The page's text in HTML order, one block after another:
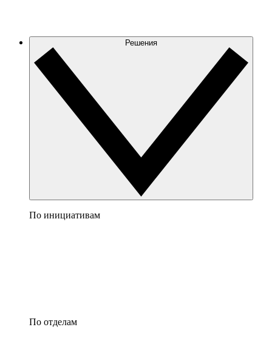
Решения
По инициативам
По отделам